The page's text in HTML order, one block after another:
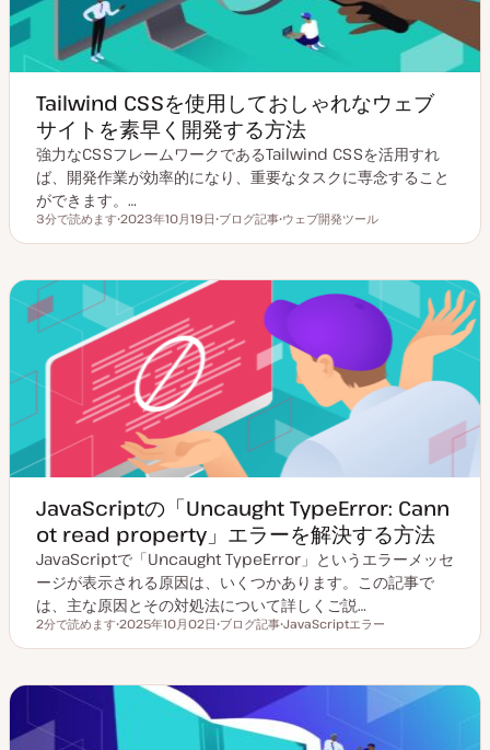
Tailwind CSSを使用しておしゃれなウェブ
サイトを素早く開発する方法
強力なCSSフレームワークであるTailwind CSSを活用すれ
ば、開発作業が効率的になり、重要なタスクに専念すること
ができます。…
読むのにかかる時間
3分で読めます
新
2023年10月19日
稿
イ
ブログ記事
ピ
ク
ウェブ開発ツール
JavaScriptの「Uncaught TypeError: Cann
ot read property」エラーを解決する方法
JavaScriptで「Uncaught TypeError」というエラーメッセ
ージが表示される原因は、いくつかあります。この記事で
は、主な原因とその対処法について詳しくご説…
読むのにかかる時間
2分で読めます
新
2025年10月02日
稿
イ
ブログ記事
ピ
ク
JavaScriptエラー